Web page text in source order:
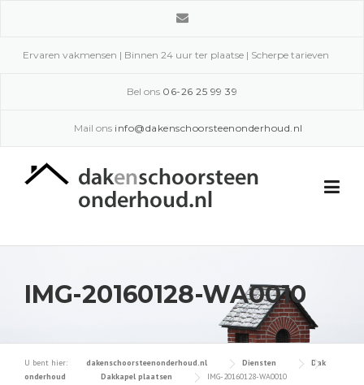
Ervaren vakmensen | Binnen 24 uur ter plaatse | Scherpe tarieven
Bel ons 06-26 25 99 39
Mail ons info@dakenschoorsteenonderhoud.nl
IMG-20160128-WA0010
U bent hier: dakenschoorsteenonderhoud.nl Diensten
Dak
onderhoud
Dakkapel plaatsen IMG-20160128-WA0010